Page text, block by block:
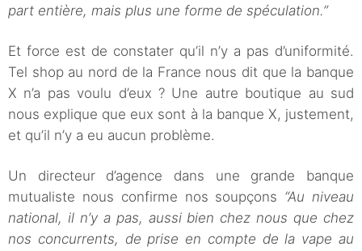
part entière, mais plus une forme de spéculation.”
Et force est de constater qu’il n’y a pas d’uniformité.
Tel shop au nord de la France nous dit que la banque
X n’a pas voulu d’eux ? Une autre boutique au sud
nous explique que eux sont à la banque X, justement,
et qu’il n’y a eu aucun problème.
Un directeur d’agence dans une grande banque
mutualiste nous confirme nos soupçons “Au niveau
national, il n’y a pas, aussi bien chez nous que chez
nos concurrents, de prise en compte de la vape au